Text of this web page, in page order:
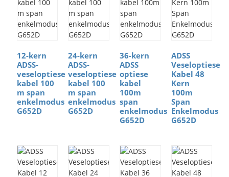
12-kern
ADSS-
veseloptiese
kabel 100
m span
enkelmodus
G652D
24-kern
ADSS-
veseloptiese
kabel 100
m span
enkelmodus
G652D
36-kern
ADSS
optiese
kabel
100m
span
enkelmodus
G652D
ADSS
Veseloptiese
Kabel 48
Kern
100m
Span
Enkelmodus
G652D